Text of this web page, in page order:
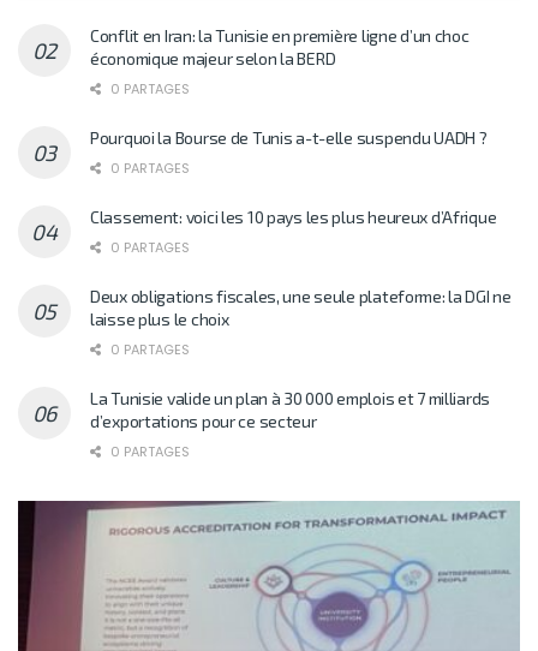
Conflit en Iran: la Tunisie en première ligne d’un choc
économique majeur selon la BERD
0 PARTAGES
Pourquoi la Bourse de Tunis a-t-elle suspendu UADH ?
0 PARTAGES
Classement: voici les 10 pays les plus heureux d’Afrique
0 PARTAGES
Deux obligations fiscales, une seule plateforme: la DGI ne
laisse plus le choix
0 PARTAGES
La Tunisie valide un plan à 30 000 emplois et 7 milliards
d’exportations pour ce secteur
0 PARTAGES